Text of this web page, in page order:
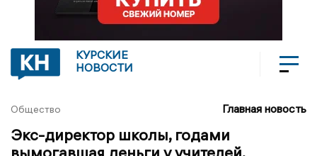
КУРСКИЕ
НОВОСТИ
Общество Главная новость
Экс-директор школы, годами